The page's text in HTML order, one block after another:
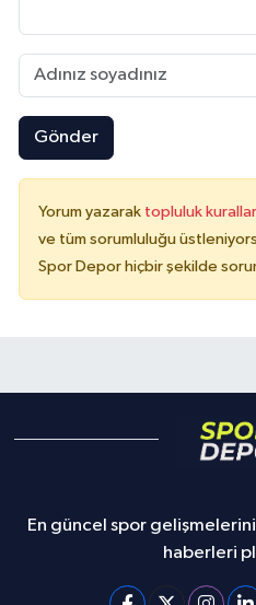
Gönder
Yorum yazarak topluluk
ve tüm sorumluluğu
Spor Depor hiçbir şekilde
En güncel spor
haberleri